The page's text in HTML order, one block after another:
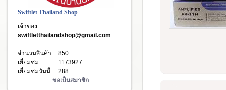
Swiftlet Thailand Shop
เจ้าของ:
swiftletthailandshop@gmail.com
จำนวนสินค้า
850
เยี่ยมชม
1173927
เยี่ยมชมวันนี้
288
ขอเป็นสมาชิก